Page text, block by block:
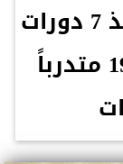
وزير التنمية المحلية: تنفيذ 7 دورات
تدريبية يستفيد منها 190 متدرباً